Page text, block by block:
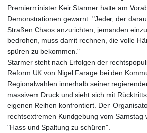
Premierminister Keir Starmer hatte am
Demonstrationen gewarnt: "Jeder, der
Straßen Chaos anzurichten, jemanden
bedrohen, muss damit rechnen, die volle
spüren zu bekommen."
Starmer steht nach Erfolgen der
Reform UK von Nigel Farage bei den
Regionalwahlen innerhalb seiner
massivem Druck und sieht sich mit
eigenen Reihen konfrontiert. Den
rechtsextremen Kundgebung vom Samstag
"Hass und Spaltung zu schüren".